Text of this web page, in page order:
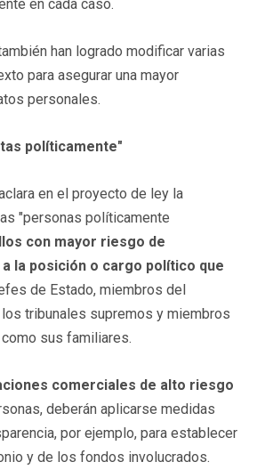
en cada caso.
han logrado modificar varias
para asegurar una mayor
personales.
políticamente"
en el proyecto de ley la
"personas políticamente
con mayor riesgo de
la posición o cargo político que
de Estado, miembros del
tribunales supremos y miembros
sus familiares.
comerciales de alto riesgo
deberán aplicarse medidas
por ejemplo, para establecer
y de los fondos involucrados.